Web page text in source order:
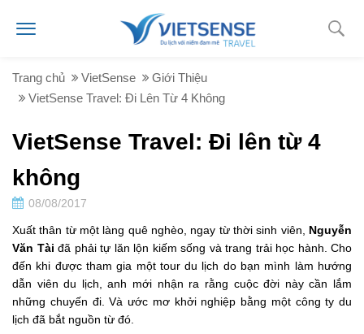
Trang chủ VietSense
Giới Thiệu
VietSense Travel: Đi Lên Từ 4 Không
VietSense Travel: Đi lên từ 4
không
08/08/2017
Xuất thân từ một làng quê nghèo, ngay từ thời sinh viên, Nguyễn
Văn Tài đã phải tự lăn lộn kiếm sống và trang trải học hành. Cho
đến khi được tham gia một tour du lịch do bạn mình làm hướng
dẫn viên du lịch, anh mới nhận ra rằng cuộc đời này cần lắm
những chuyến đi. Và ước mơ khởi nghiệp bằng một công ty du
lịch đã bắt nguồn từ đó.